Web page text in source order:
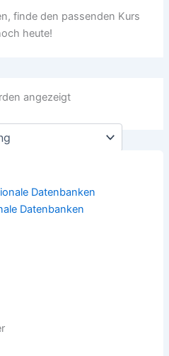
finde den passenden Kurs
heute!
angezeigt
Datenbanken